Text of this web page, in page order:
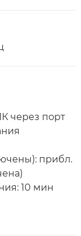
через порт
прибл.
10 мин